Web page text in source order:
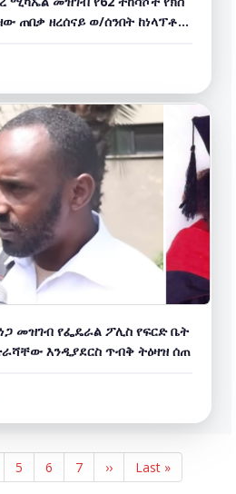
ጠበቃ ዘረሰናይ ወ/ሰንበት ከነላፕቶፑ
ነጋ መዝገብ የፌዴራል ፖሊስ የፍርድ ቤት
እንዲያደርስ ጥብቅ ትዕዛዝ ሰጠ
ገጽ
5 ገጽ
6 ገጽ
7
Next
page
››
Last
page
Last »